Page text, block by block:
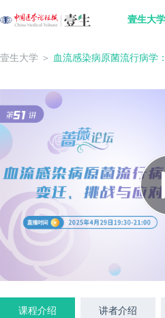
壹生大学
壹生大学 ＞ 血流感染病原菌流行病学
课程介绍 讲者介绍